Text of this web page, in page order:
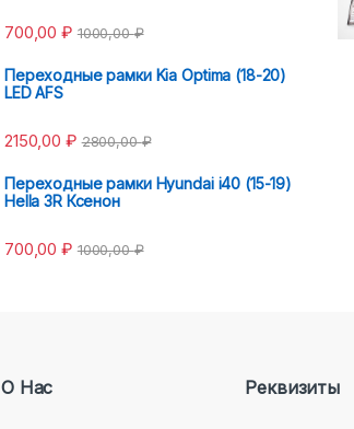
700,00₽ 1000,00₽
Переходные рамки Kia Optima (18-20)
LED AFS
2150,00 ₽ 2800,00₽
Переходные рамки Hyundai i40 (15-19)
Hella 3R Ксенон
700,00₽ 1000,00₽
О Нас Реквизиты